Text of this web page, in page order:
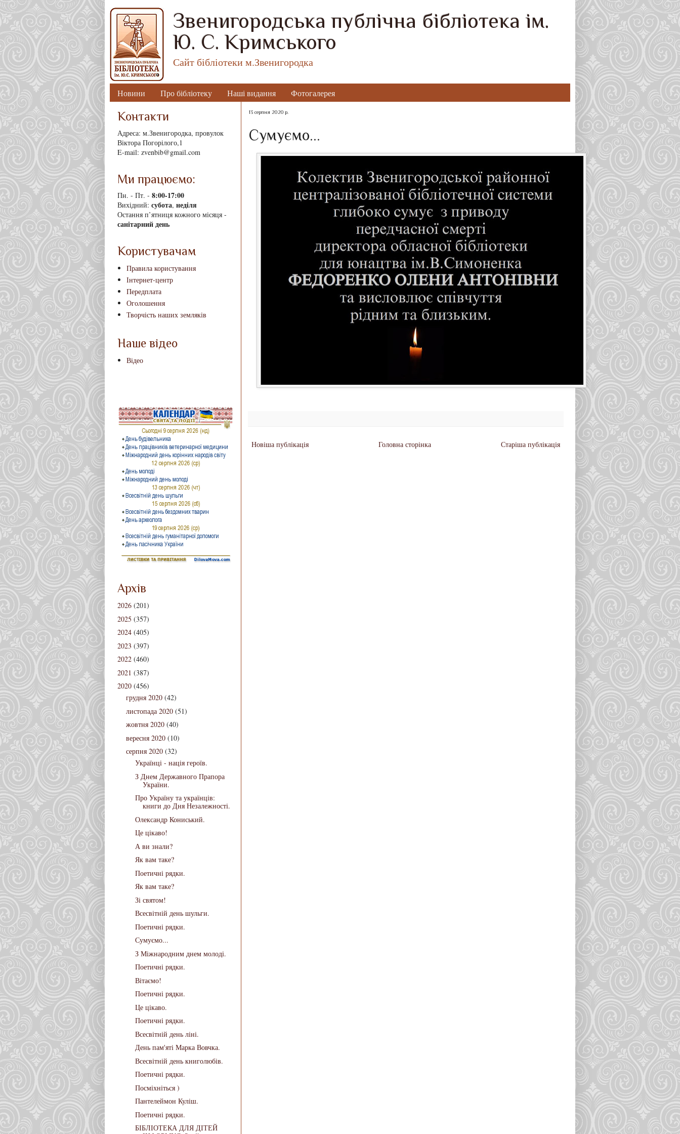
Звенигородська публічна бібліотека ім.
Ю. С. Кримського
Сайт бібліотеки м.Звенигородка
Новини Про бібліотеку Наші видання Фотогалерея
13 серпня 2020 р.
Сумуємо...
Новіша публікація Старіша публікація
Головна сторінка
Контакти
Адреса: м.Звенигородка, провулок
Віктора Погорілого,1
E-mail: zvenbib@gmail.com
Ми працюємо:
Пн. - Пт. - 8:00-17:00
Вихідний: субота, неділя
Остання п’ятниця кожного місяця -
санітарний день
Користувачам
Правила користування
Інтернет-центр
Передплата
Оголошення
Творчість наших земляків
Наше відео
Відео
Архів
2026 (201)
2025 (357)
2024 (405)
2023 (397)
2022 (460)
2021 (387)
2020 (456)
грудня 2020 (42)
листопада 2020 (51)
жовтня 2020 (40)
вересня 2020 (10)
серпня 2020 (32)
Українці - нація героїв.
З Днем Державного Прапора
України.
Про Україну та українців:
книги до Дня Незалежності.
Олександр Кониський.
Це цікаво!
А ви знали?
Як вам таке?
Поетичні рядки.
Як вам таке?
Зі святом!
Всесвітній день шульги.
Поетичні рядки.
Сумуємо...
З Міжнародним днем молоді.
Поетичні рядки.
Вітаємо!
Поетичні рядки.
Це цікаво.
Поетичні рядки.
Всесвітній день ліні.
День пам'яті Марка Вовчка.
Всесвітній день книголюбів.
Поетичні рядки.
Посміхніться )
Пантелеймон Куліш.
Поетичні рядки.
БІБЛІОТЕКА ДЛЯ ДІТЕЙ